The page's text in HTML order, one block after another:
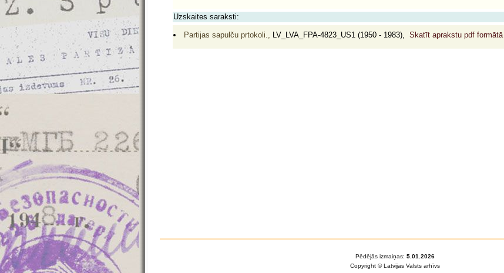
Uzskaites saraksti:
Partijas sapulču prtokoli., LV_LVA_FPA-4823_US1 (1950 - 1983), Skatīt aprakstu pdf formātā
Pēdējās izmaiņas: 5.01.2026
Copyright © Latvijas Valsts arhīvs